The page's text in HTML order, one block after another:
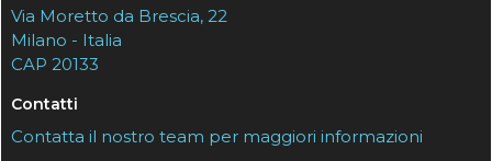
Via Moretto da Brescia, 22
Milano - Italia
CAP 20133
Contatti
Contatta il nostro team per maggiori informazioni